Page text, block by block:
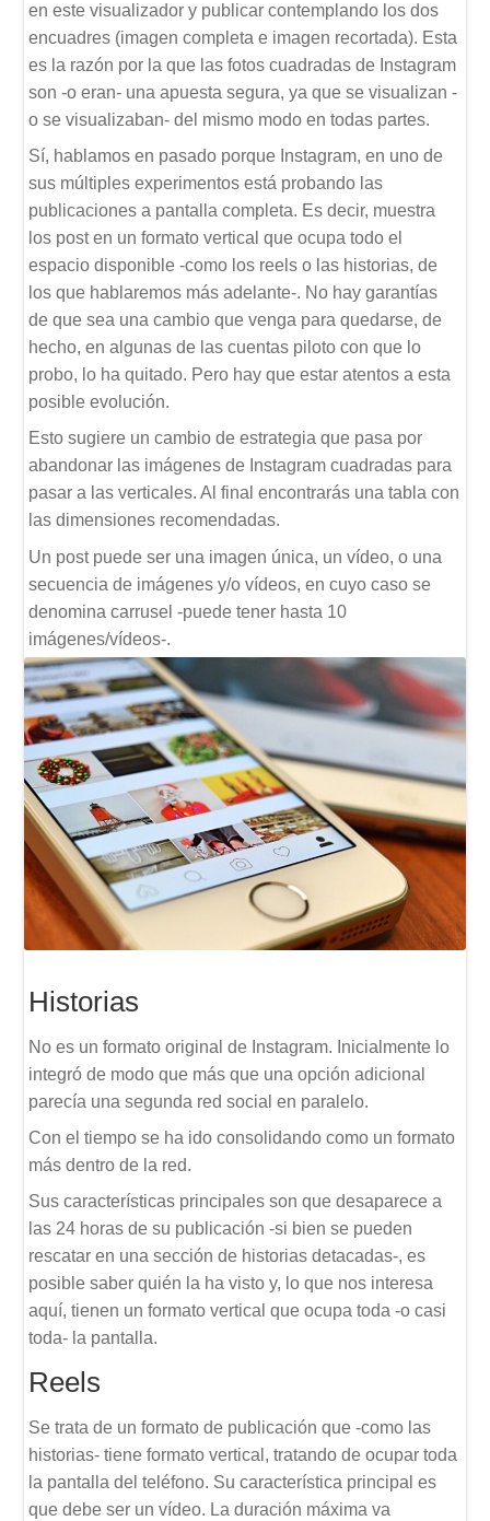
en este visualizador y publicar contemplando los dos
encuadres (imagen completa e imagen recortada). Esta
es la razón por la que las fotos cuadradas de Instagram
son -o eran- una apuesta segura, ya que se visualizan -
o se visualizaban- del mismo modo en todas partes.
Sí, hablamos en pasado porque Instagram, en uno de
sus múltiples experimentos está probando las
publicaciones a pantalla completa. Es decir, muestra
los post en un formato vertical que ocupa todo el
espacio disponible -como los reels o las historias, de
los que hablaremos más adelante-. No hay garantías
de que sea una cambio que venga para quedarse, de
hecho, en algunas de las cuentas piloto con que lo
probo, lo ha quitado. Pero hay que estar atentos a esta
posible evolución.
Esto sugiere un cambio de estrategia que pasa por
abandonar las imágenes de Instagram cuadradas para
pasar a las verticales. Al final encontrarás una tabla con
las dimensiones recomendadas.
Un post puede ser una imagen única, un vídeo, o una
secuencia de imágenes y/o vídeos, en cuyo caso se
denomina carrusel -puede tener hasta 10
imágenes/vídeos-.
Historias
No es un formato original de Instagram. Inicialmente lo
integró de modo que más que una opción adicional
parecía una segunda red social en paralelo.
Con el tiempo se ha ido consolidando como un formato
más dentro de la red.
Sus características principales son que desaparece a
las 24 horas de su publicación -si bien se pueden
rescatar en una sección de historias detacadas-, es
posible saber quién la ha visto y, lo que nos interesa
aquí, tienen un formato vertical que ocupa toda -o casi
toda- la pantalla.
Reels
Se trata de un formato de publicación que -como las
historias- tiene formato vertical, tratando de ocupar toda
la pantalla del teléfono. Su característica principal es
que debe ser un vídeo. La duración máxima va